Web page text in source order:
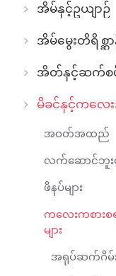
အိမ်နှင့်ဥယျာဉ်
အဝတ်အထည်
လက်ဆောင်ဘူးမ
ဖိနပ်များ
ကလေးကစားစ
များ
အရုပ်ဆက်ဂိမ်